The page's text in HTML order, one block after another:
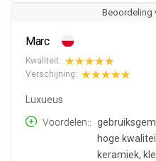
Beoordeling
Marc
Kwaliteit:
Verschijning:
Luxueus
Voordelen:
hoge
keramiek,